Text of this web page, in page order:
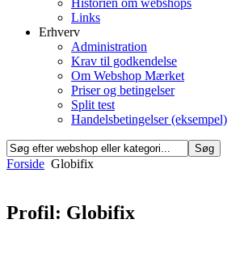
Historien om webshops
Links
Erhverv
Administration
Krav til godkendelse
Om Webshop Mærket
Priser og betingelser
Split test
Handelsbetingelser (eksempel)
Forside Globifix
Profil: Globifix